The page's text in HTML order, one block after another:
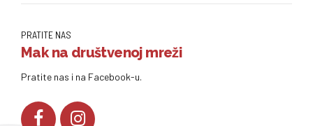
PRATITE NAS
Mak na društvenoj mreži
Pratite nas i na Facebook-u.